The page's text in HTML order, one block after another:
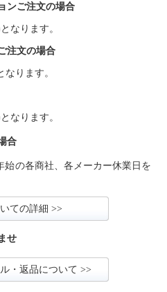
ンご注文の場合
なります。
注文の場合
なります。
なります。
合
始の各商社、各メーカー休業日を
ての詳細 >>
せ
・返品について >>